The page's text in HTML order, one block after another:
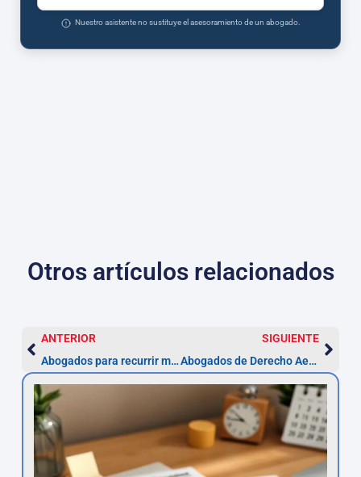
Nuestro asistente no sustituye el asesoramiento de un abogado.
Otros artículos relacionados
ANTERIOR
Abogados para recurrir multas en Badalona
SIGUIENTE
Abogados de Derecho Aeroespacial en Cartagena